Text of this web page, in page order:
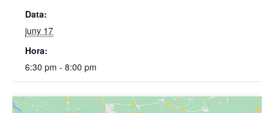
Data:
juny 17
Hora:
6:30 pm - 8:00 pm